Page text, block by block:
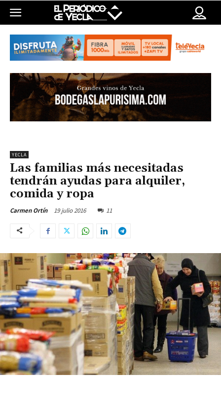
YECLA
Las familias más necesitadas
tendrán ayudas para alquiler,
comida y ropa
Carmen Ortín 19 julio 2016 11